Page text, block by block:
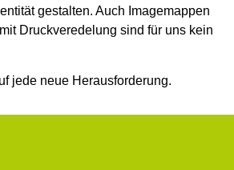
gestalten. Auch Imagemappen
Druckveredelung sind für uns kein
jede neue Herausforderung.